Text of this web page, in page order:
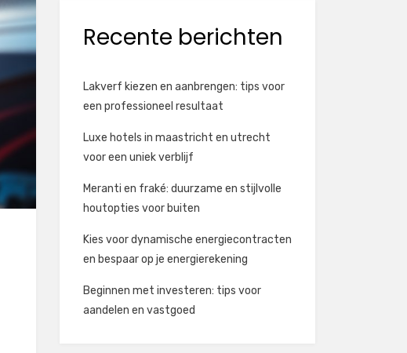
Recente berichten
Lakverf kiezen en aanbrengen: tips voor
een professioneel resultaat
Luxe hotels in maastricht en utrecht
voor een uniek verblijf
Meranti en fraké: duurzame en stijlvolle
houtopties voor buiten
Kies voor dynamische energiecontracten
en bespaar op je energierekening
Beginnen met investeren: tips voor
aandelen en vastgoed